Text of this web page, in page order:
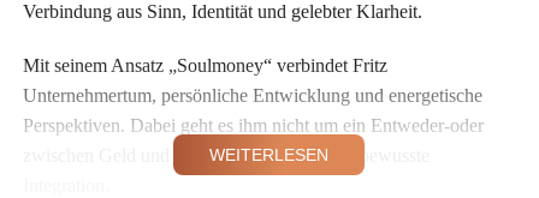
Verbindung aus Sinn, Identität und gelebter Klarheit.
Mit seinem Ansatz „Soulmoney“ verbindet Fritz
Unternehmertum, persönliche Entwicklung und energetische
Perspektiven. Dabei geht es ihm nicht um ein Entweder-oder
zwischen Geld und Sinn, sondern um deren bewusste
WEITERLESEN